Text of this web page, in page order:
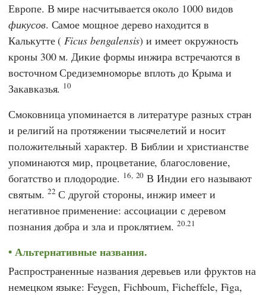
Европе. В мире насчитывается около 1000 видов
фикусов. Самое мощное дерево находится в
Калькутте (Ficus bengalensis) и имеет окружность
кроны 300 м. Дикие формы инжира встречаются в
восточном Средиземноморье вплоть до Крыма и
Закавказья. 10
Смоковница упоминается в литературе разных стран
и религий на протяжении тысячелетий и носит
положительный характер. В Библии и христианстве
упоминаются мир, процветание, благословение,
богатство и плодородие. 16, 20 В Индии его называют
святым. 22 С другой стороны, инжир имеет и
негативное применение: ассоциации с деревом
познания добра и зла и проклятием.20.21
Альтернативные названия.
Распространенные названия деревьев или фруктов на
немецком языке: Feygen, Fichboum, Ficheffele, Figa,